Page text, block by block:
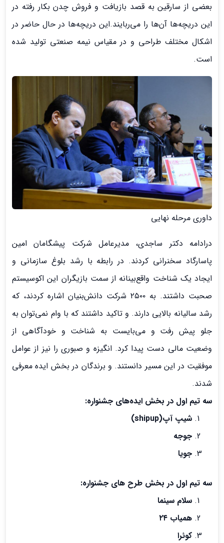
بعضی از سارقین به قصد بازیافت و فروش چدن بکار رفته در
این دریچه‌ها آن‌ها را می‌ربایند.این دریچه‌ها در حال حاضر در
اشکال مختلف طراحی و در مقیاس نیمه صنعتی تولید شده
است.
داوری مرحله نهایی
درادامه دکتر ساجدی، مدیرعامل شرکت پیشگامان امین
پاسارگاد سخنرانی کردند. در رابطه با رشد بلوغ سازمانی و
ایجاد یک شناخت واقع‌بینانه از سمت بازیگران این اکوسیستم
صحبت داشتند. به ۲۵۰۰ شرکت دانش‌بنیان اشاره کردند، که
رشد سالیانه بالایی دارند. و تاکید داشتند که با وام نمی‌توان به
جلو پیش رفت و می‌بایست به شناخت و خودآگاهی از
وضعیت مالی دست پیدا کرد. انگیزه و صبوری را نیز از عوامل
موفقیت در این مسیر دانستند. و برندگان در بخش ایده معرفی
شدند.
سه تیم اول در بخش ایده‌های جشنواره:
شیپ آپ(shipup)
جوجه
جویا
سه تیم اول در بخش طرح های جشنواره:
سلام سینما
همیاب ۲۴
کوئرا